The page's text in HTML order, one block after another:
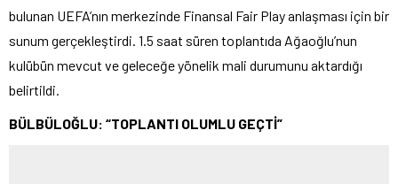
bulunan UEFA’nın merkezinde Finansal Fair Play anlaşması için bir
sunum gerçekleştirdi. 1.5 saat süren toplantıda Ağaoğlu’nun
kulübün mevcut ve geleceğe yönelik mali durumunu aktardığı
belirtildi.
BÜLBÜLOĞLU: “TOPLANTI OLUMLU GEÇTİ”